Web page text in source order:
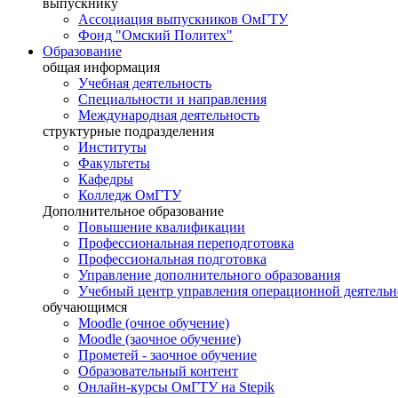
выпускнику
Ассоциация выпускников ОмГТУ
Фонд "Омский Политех"
Образование
общая информация
Учебная деятельность
Специальности и направления
Международная деятельность
структурные подразделения
Институты
Факультеты
Кафедры
Колледж ОмГТУ
Дополнительное образование
Повышение квалификации
Профессиональная переподготовка
Профессиональная подготовка
Управление дополнительного образования
Учебный центр управления операционной
обучающимся
Moodle (очное обучение)
Moodle (заочное обучение)
Прометей - заочное обучение
Образовательный контент
Онлайн-курсы ОмГТУ на Stepik